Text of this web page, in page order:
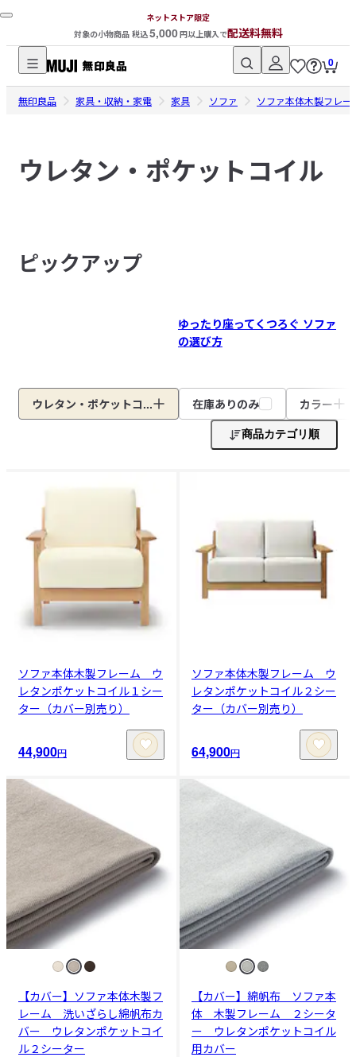
ネットストア限定
対象の小物商品 税込5,000円以上購入で配送料無料
無
印
ネ
ッ
ア
0
無印良品 家具・収納・家電 家具 ソファ ソファ本体木製フレー
ウレタン・ポケットコイル
ピックアップ
ゆったり座ってくつろぐ ソファ
の選び方
ウレタン・ポケットコ... 在庫ありのみ カラー
商品カテゴリ順
ソファ本体木製フレーム ウ
レタンポケットコイル１シー
ター（カバー別売り）
44,900円
ソファ本体木製フレーム ウ
レタンポケットコイル２シー
ター（カバー別売り）
64,900円
【カバー】ソファ本体木製フ
レーム 洗いざらし綿帆布カ
バー ウレタンポケットコイ
ル２シーター
【カバー】綿帆布 ソファ本
体 木製フレーム ２シータ
ー ウレタンポケットコイル
用カバー